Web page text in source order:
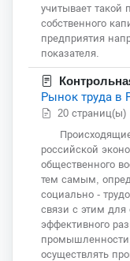
учитывает такой
собственного
предприятия
показателя.
Рынок труда в
20 страниц(ы)
российской
общественного
тем самым,
социально -
связи с этим для
эффективного
осуществлять